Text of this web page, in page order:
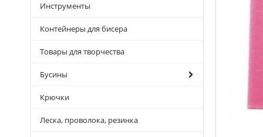
Инструменты
Контейнеры для бисера
Товары для творчества
Бусины
Крючки
Леска, проволока, резинка